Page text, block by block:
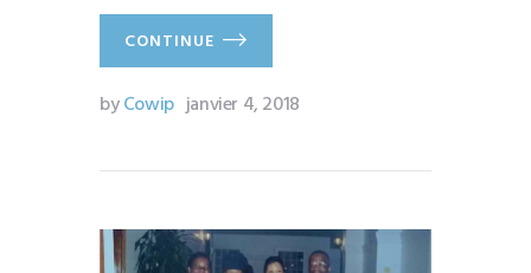
CONTINUE
byCowip janvier 4, 2018